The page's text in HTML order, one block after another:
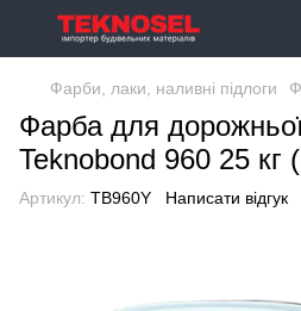
Фарби, лаки, наливні підлоги
Фарба для
Teknobond 960 25 кг
Артикул: TB960Y Написати відгук